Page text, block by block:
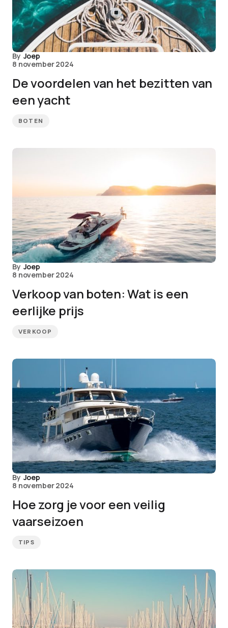
By Joep
8 november 2024
De voordelen van het bezitten van
een yacht
BOTEN
By Joep
8 november 2024
Verkoop van boten: Wat is een
eerlijke prijs
VERKOOP
By Joep
8 november 2024
Hoe zorg je voor een veilig
vaarseizoen
TIPS